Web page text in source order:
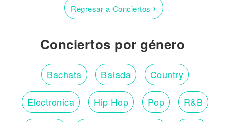
Regresar a Conciertos ›
Conciertos por género
Bachata Balada Country
Electronica Hip Hop Pop R&B